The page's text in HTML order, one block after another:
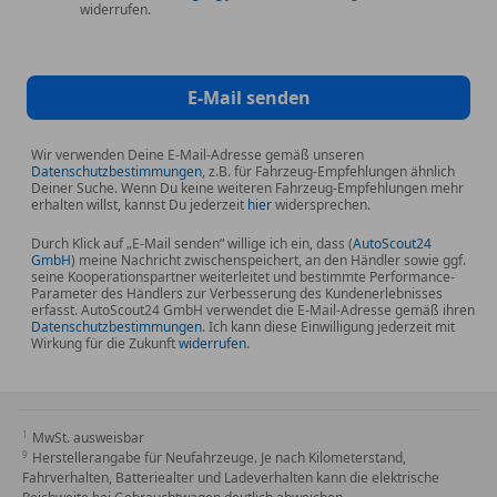
Scheinwerferreinigung
Sportfahrwerk
Sportpaket
Sportsitze
widerrufen.
E-Mail senden
Wir verwenden Deine E-Mail-Adresse gemäß unseren
Datenschutzbestimmungen, z.B. für Fahrzeug-Empfehlungen ähnlich
Deiner Suche. Wenn Du keine weiteren Fahrzeug-Empfehlungen mehr
erhalten willst, kannst Du jederzeit hierwidersprechen.
Durch Klick auf „E-Mail senden“ willige ich ein, dass (AutoScout24
GmbH) meine Nachricht zwischenspeichert, an den Händler sowie ggf.
seine Kooperationspartner weiterleitet und bestimmte Performance-
Parameter des Händlers zur Verbesserung des Kundenerlebnisses
erfasst. AutoScout24 GmbH verwendet die E-Mail-Adresse gemäß ihren
Datenschutzbestimmungen. Ich kann diese Einwilligung jederzeit mit
Wirkung für die Zukunftwiderrufen.
MwSt. ausweisbar
Herstellerangabe für Neufahrzeuge. Je nach Kilometerstand,
Fahrverhalten, Batteriealter und Ladeverhalten kann die elektrische